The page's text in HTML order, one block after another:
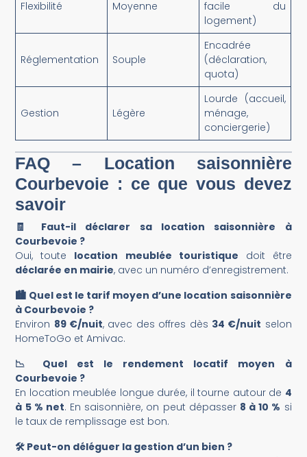
Flexibilité Moyenne
facile du
logement)
Réglementation Souple
Encadrée
(déclaration,
quota)
Gestion Légère
Lourde (accueil,
ménage,
conciergerie)
FAQ – Location saisonnière
Courbevoie : ce que vous devez
savoir
🧾 Faut-il déclarer sa location saisonnière à
Courbevoie ?
Oui, toute location meublée touristique doit être
déclarée en mairie, avec un numéro d’enregistrement.
🏙️ Quel est le tarif moyen d’une location saisonnière
à Courbevoie ?
Environ 89 €/nuit, avec des offres dès 34 €/nuit selon
HomeToGo et Amivac.
📉 Quel est le rendement locatif moyen à
Courbevoie ?
En location meublée longue durée, il tourne autour de 4
à 5 % net. En saisonnière, on peut dépasser 8 à 10 % si
le taux de remplissage est bon.
🛠️ Peut-on déléguer la gestion d’un bien ?